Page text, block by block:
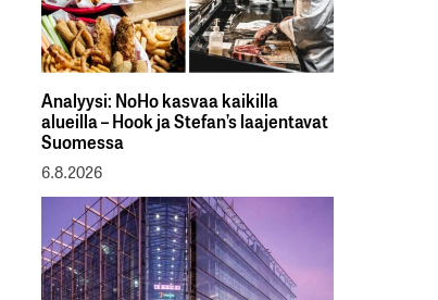
Analyysi: NoHo kasvaa kaikilla
alueilla – Hook ja Stefan’s laajentavat
Suomessa
6.8.2026